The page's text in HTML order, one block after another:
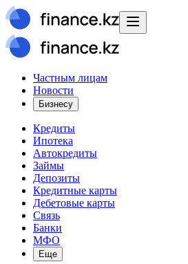
Частным лицам
Новости
Бизнесу
Кредиты
Ипотека
Автокредиты
Займы
Депозиты
Кредитные карты
Дебетовые карты
Связь
Банки
МФО
Еще